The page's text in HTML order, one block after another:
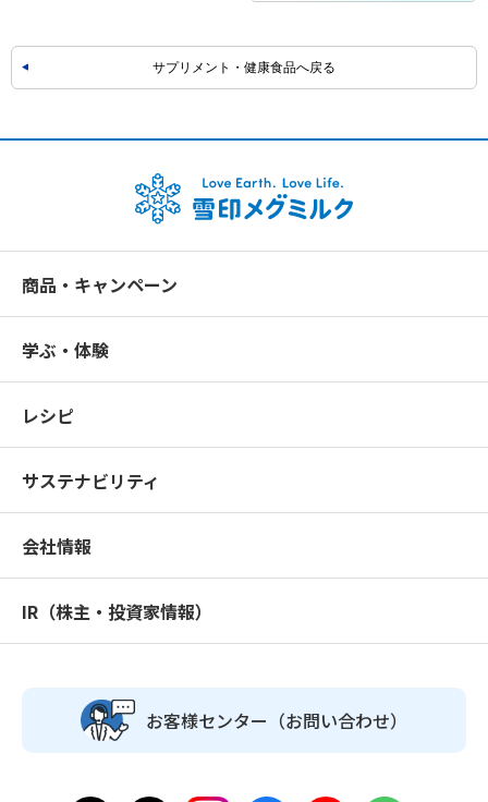
サプリメント・健康食品へ戻る
商品・キャンペーン
学ぶ・体験
レシピ
サステナビリティ
会社情報
IR（株主・投資家情報）
お客様センター （お問い合わせ）